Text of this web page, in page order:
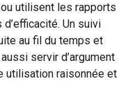
utilisent les rapports
Un suivi
au fil du temps et
servir d’argument
utilisation raisonnée et